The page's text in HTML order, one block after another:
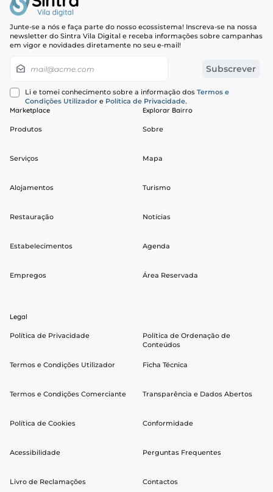
Junte-se a nós e faça parte do nosso ecossistema! Inscreva-se na nossa
newsletter do Sintra Vila Digital e receba informações sobre campanhas
em vigor e novidades diretamente no seu e-mail!
Subscrever
Li e tomei conhecimento sobre a informação dos Termos e
Condições Utilizador e Política de Privacidade.
Marketplace
Produtos
Serviços
Alojamentos
Restauração
Estabelecimentos
Empregos
Explorar Bairro
Sobre
Mapa
Turismo
Notícias
Agenda
Área Reservada
Legal
Política de Privacidade
Termos e Condições Utilizador
Termos e Condições Comerciante
Política de Cookies
Acessibilidade
Livro de Reclamações
Política de Ordenação de
Conteúdos
Ficha Técnica
Transparência e Dados Abertos
Conformidade
Perguntas Frequentes
Contactos